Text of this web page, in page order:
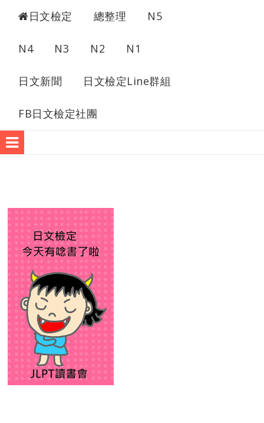
日文檢定 總整理 N5
N4 N3 N2 N1
日文新聞 日文檢定Line群組
FB日文檢定社團